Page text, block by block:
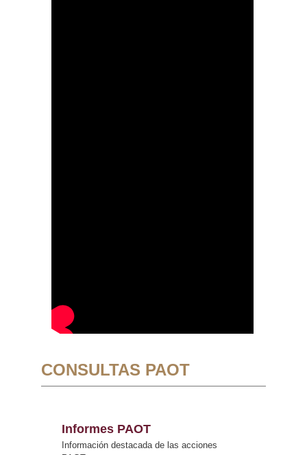
CONSULTAS PAOT
Informes PAOT
Información destacada de las acciones